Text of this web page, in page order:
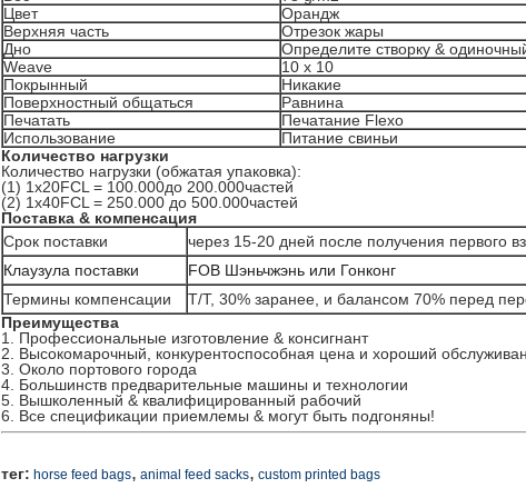
Цвет
Орандж
Верхняя часть
Отрезок жары
Дно
Определите створку &
Weave
10 x 10
Покрынный
Никакие
Поверхностный общаться
Равнина
Печатать
Печатание Flexo
Использование
Питание свиньи
Количество нагрузки
Количество нагрузки (обжатая упаковка):
(1) 1x20FCL = 100.000до 200.000частей
(2) 1x40FCL = 250.000 до 500.000частей
Поставка & компенсация
Срок поставки
через 15-20 дней после получения первого
Клаузула поставки
FOB Шэньчжэнь или Гонконг
Термины компенсации
T/T, 30% заранее, и балансом 70% перед
Преимущества
1. Профессиональные изготовление & консигнант
2. Высокомарочный, конкурентоспособная цена и хороший
3. Около портового города
4. Большинств предварительные машины и технологии
5. Вышколенный & квалифицированный рабочий
6. Все спецификации приемлемы & могут быть подгоняны!
тег: horse feed bags, animal feed sacks, custom printed bags